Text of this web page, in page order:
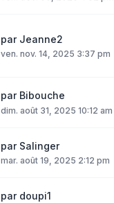
par Jeanne2
ven. nov. 14, 2025 3:37 pm
par Bibouche
dim. août 31, 2025 10:12 am
par Salinger
mar. août 19, 2025 2:12 pm
par doupi1